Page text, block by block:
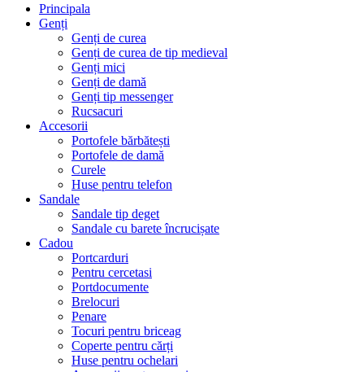
Principala
Genți
Genți de curea
Genți de curea de tip medieval
Genți mici
Genți de damă
Genți tip messenger
Rucsacuri
Accesorii
Portofele bărbătești
Portofele de damă
Curele
Huse pentru telefon
Sandale
Sandale tip deget
Sandale cu barete încrucișate
Cadou
Portcarduri
Pentru cercetasi
Portdocumente
Brelocuri
Penare
Tocuri pentru briceag
Coperte pentru cărți
Huse pentru ochelari